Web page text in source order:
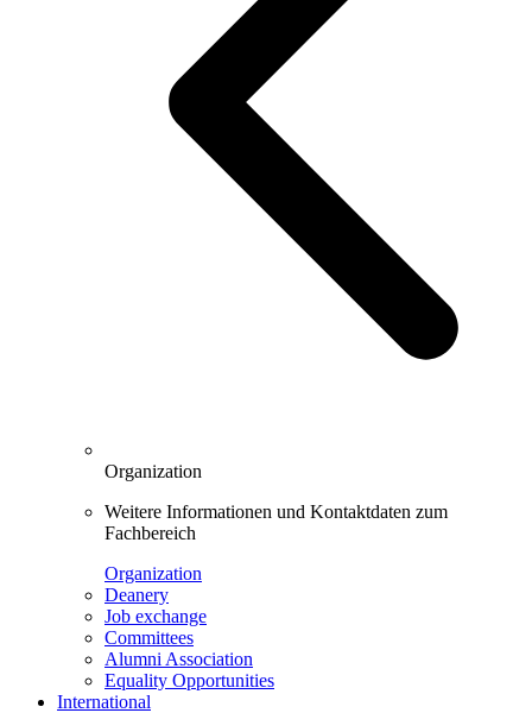
Organization
Weitere Informationen und Kontaktdaten zum
Fachbereich
Organization
Deanery
Job exchange
Committees
Alumni Association
Equality Opportunities
International